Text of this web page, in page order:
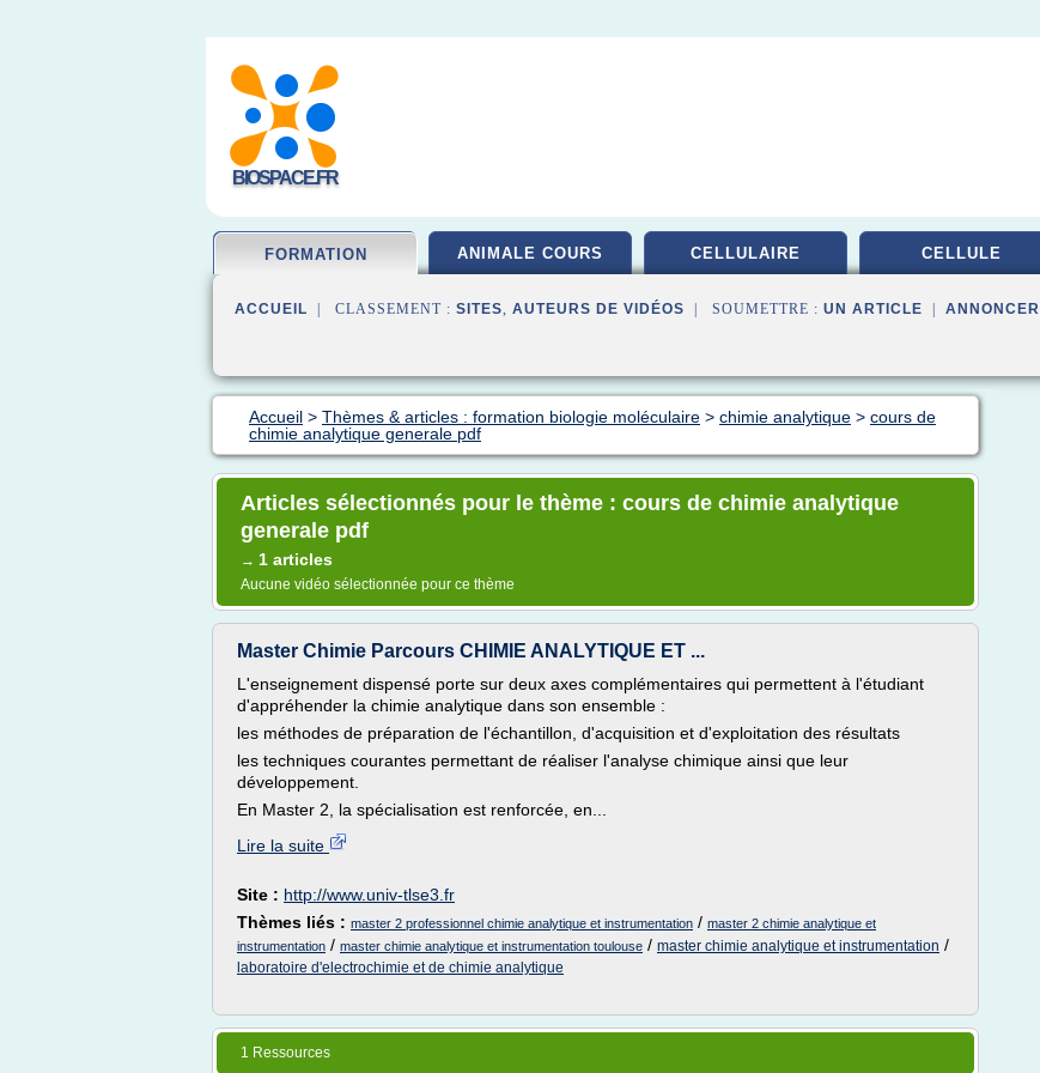
BIOSPACE.FR
FORMATION ANIMALE COURS CELLULAIRE CELLULE
ACCUEIL | CLASSEMENT : SITES, AUTEURS DE VIDÉOS | SOUMETTRE : UN ARTICLE ANNONCER
Accueil > Thèmes & articles : formation biologie moléculaire > chimie analytique > cours de
chimie analytique generale pdf
Articles sélectionnés pour le thème : cours de chimie analytique
generale pdf
→ 1 articles
Aucune vidéo sélectionnée pour ce thème
Master Chimie Parcours CHIMIE ANALYTIQUE ET ...
L'enseignement dispensé porte sur deux axes complémentaires qui permettent à l'étudiant
d'appréhender la chimie analytique dans son ensemble :
les méthodes de préparation de l'échantillon, d'acquisition et d'exploitation des résultats
les techniques courantes permettant de réaliser l'analyse chimique ainsi que leur
développement.
En Master 2, la spécialisation est renforcée, en...
Lire la suite
Site : http://www.univ-tlse3.fr
Thèmes liés : master 2 professionnel chimie analytique et instrumentation / master 2 chimie analytique et
instrumentation / master chimie analytique et instrumentation toulouse / master chimie analytique et instrumentation /
laboratoire d'electrochimie et de chimie analytique
1 Ressources